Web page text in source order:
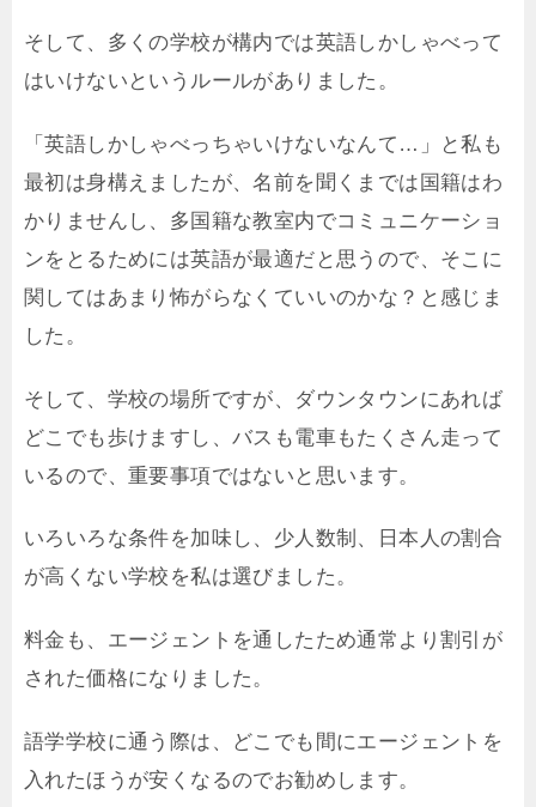
そして、多くの学校が構内では英語しかしゃべって
はいけないというルールがありました。
「英語しかしゃべっちゃいけないなんて…」と私も
最初は身構えましたが、名前を聞くまでは国籍はわ
かりませんし、多国籍な教室内でコミュニケーショ
ンをとるためには英語が最適だと思うので、そこに
関してはあまり怖がらなくていいのかな？と感じま
した。
そして、学校の場所ですが、ダウンタウンにあれば
どこでも歩けますし、バスも電車もたくさん走って
いるので、重要事項ではないと思います。
いろいろな条件を加味し、少人数制、日本人の割合
が高くない学校を私は選びました。
料金も、エージェントを通したため通常より割引が
された価格になりました。
語学学校に通う際は、どこでも間にエージェントを
入れたほうが安くなるのでお勧めします。